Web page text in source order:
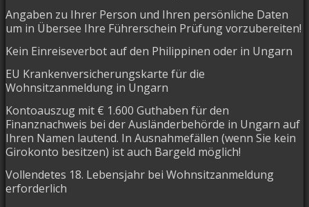
Angaben zu Ihrer Person und Ihren persönliche Daten
um in Übersee Ihre Führerschein Prüfung vorzubereiten!
Kein Einreiseverbot auf den Philippinen oder in Ungarn
EU Krankenversicherungskarte für die
Wohnsitzanmeldung in Ungarn
Kontoauszug mit € 1.600 Guthaben für den
Finanznachweis bei der Ausländerbehörde in Ungarn auf
Ihren Namen lautend. In Ausnahmefällen (wenn Sie kein
Girokonto besitzen) ist auch Bargeld möglich!
Vollendetes 18. Lebensjahr bei Wohnsitzanmeldung
erforderlich